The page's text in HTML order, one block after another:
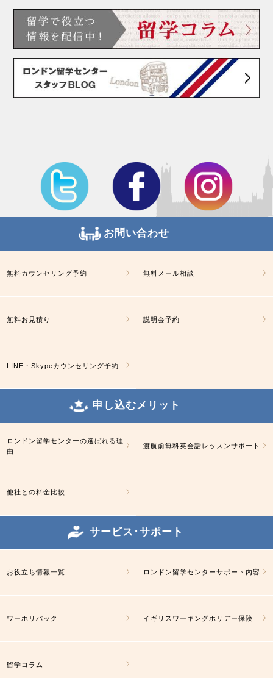
お問い合わせ
無料カウンセリング予約 無料メール相談
無料お見積り 説明会予約
LINE・Skypeカウンセリング予約
申し込むメリット
ロンドン留学センターの選ばれる理
由
渡航前無料英会話レッスンサポート
他社との料金比較
サービス･サポート
お役立ち情報一覧 ロンドン留学センターサポート内容
ワーホリパック イギリスワーキングホリデー保険
留学コラム